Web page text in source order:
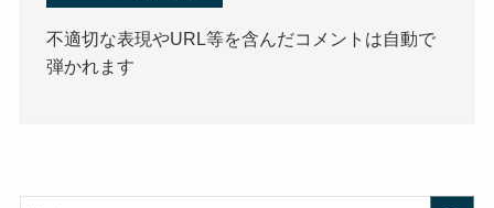
不適切な表現やURL等を含んだコメントは自動で
弾かれます